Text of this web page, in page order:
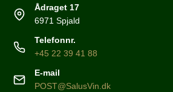
Ådraget 17
6971 Spjald
Telefonnr.
+45 22 39 41 88
E-mail
POST@SalusVin.dk